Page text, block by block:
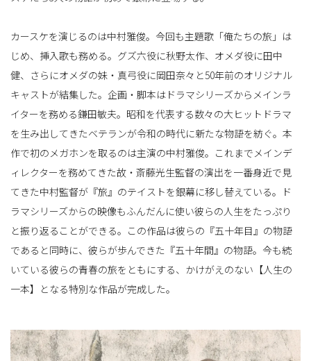
カースケを演じるのは中村雅俊。今回も主題歌「俺たちの旅」は
じめ、挿入歌も務める。グズ六役に秋野太作、オメダ役に田中
健、さらにオメダの妹・真弓役に岡田奈々と50年前のオリジナル
キャストが結集した。企画・脚本はドラマシリーズからメインラ
イターを務める鎌田敏夫。昭和を代表する数々の大ヒットドラマ
を生み出してきたベテランが令和の時代に新たな物語を紡ぐ。本
作で初のメガホンを取るのは主演の中村雅俊。これまでメインデ
ィレクターを務めてきた故・斎藤光生監督の演出を一番身近で見
てきた中村監督が『旅』のテイストを銀幕に移し替えている。ド
ラマシリーズからの映像もふんだんに使い彼らの人生をたっぷり
と振り返ることができる。この作品は彼らの『五十年目』の物語
であると同時に、彼らが歩んできた『五十年間』の物語。今も続
いている彼らの青春の旅をともにする、かけがえのない【人生の
一本】となる特別な作品が完成した。